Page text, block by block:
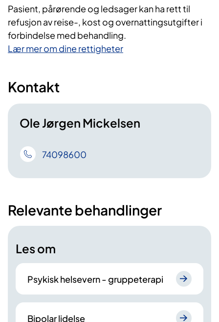
Pasient, pårørende og ledsager kan ha rett til
refusjon av reise-, kost og overnattingsutgifter i
forbindelse med behandling.
Lær mer om dine rettigheter
Kontakt
Ole Jørgen Mickelsen
74098600
Relevante behandlinger
Les om
Psykisk helsevern - gruppeterapi
Bipolar lidelse